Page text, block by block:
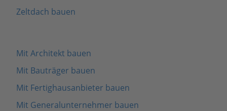
Zeltdach bauen
Mit Architekt bauen
Mit Bauträger bauen
Mit Fertighausanbieter bauen
Mit Generalunternehmer bauen